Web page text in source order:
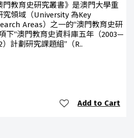
門教育史研究叢書》是澳門大學重
究領域（University 為Key
Areas）之一的“澳門教育史研
下“澳門教育史資料庫五年（2003—
）計劃研究課題組”（R..
Add to Cart